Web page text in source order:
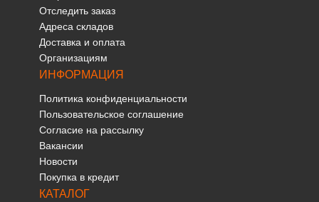
Отследить заказ
Адреса складов
Доставка и оплата
Организациям
ИНФОРМАЦИЯ
Политика конфиденциальности
Пользовательское соглашение
Согласие на рассылку
Вакансии
Новости
Покупка в кредит
КАТАЛОГ